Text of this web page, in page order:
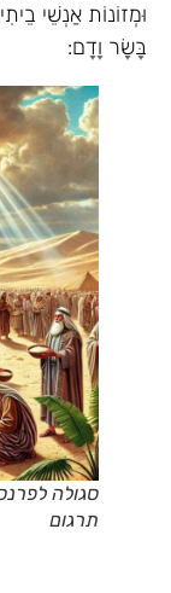
וּמְזוֹנוֹת אַנְשֵׁי
בָּשָׂר וָדָם:
סגולה
תרגום